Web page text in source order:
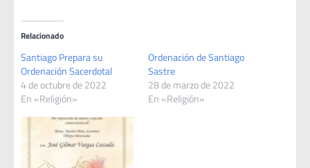
Relacionado
Santiago Prepara su
Ordenación Sacerdotal
4 de octubre de 2022
En «Religión»
Ordenación de Santiago
Sastre
28 de marzo de 2022
En «Religión»